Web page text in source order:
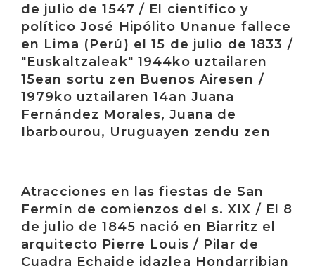
de julio de 1547 / El científico y
político José Hipólito Unanue fallece
en Lima (Perú) el 15 de julio de 1833 /
"Euskaltzaleak" 1944ko uztailaren
15ean sortu zen Buenos Airesen /
1979ko uztailaren 14an Juana
Fernández Morales, Juana de
Ibarbourou, Uruguayen zendu zen
Atracciones en las fiestas de San
Fermín de comienzos del s. XIX / El 8
de julio de 1845 nació en Biarritz el
arquitecto Pierre Louis / Pilar de
Cuadra Echaide idazlea Hondarribian